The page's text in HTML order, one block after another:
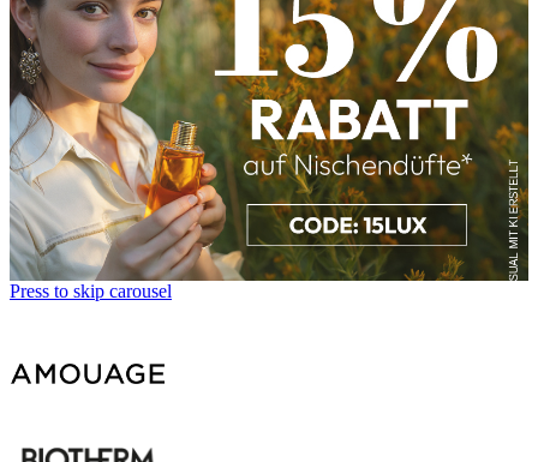
Press to skip carousel